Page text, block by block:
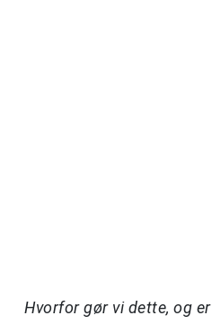
Hvorfor gør vi dette, og